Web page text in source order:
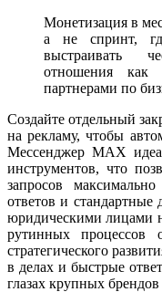
Монетизация в
а не спринт,
выстраивать
отношения как
партнерами по
Создайте отдельный
на рекламу, чтобы
Мессенджер MAX
инструментов, что
запросов
ответов и стандартные
юридическими лицами
рутинных процессов
стратегического
в делах и быстрые
глазах крупных брендов